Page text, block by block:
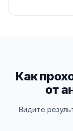
Как
от
Видите